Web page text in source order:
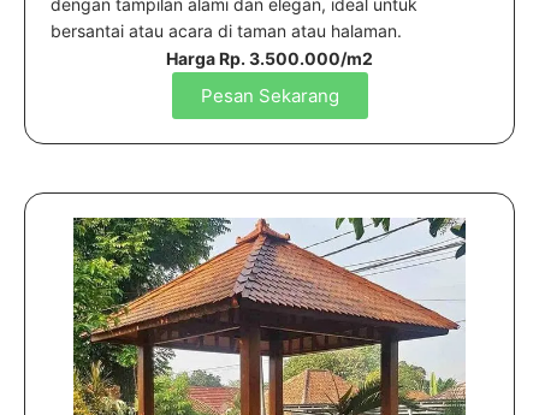
bersantai atau acara di taman atau halaman.
Harga Rp. 3.500.000/m2
Pesan Sekarang